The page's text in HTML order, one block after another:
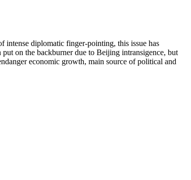
intense diplomatic finger-pointing, this issue has
on the backburner due to Beijing intransigence, but
economic growth, main source of political and